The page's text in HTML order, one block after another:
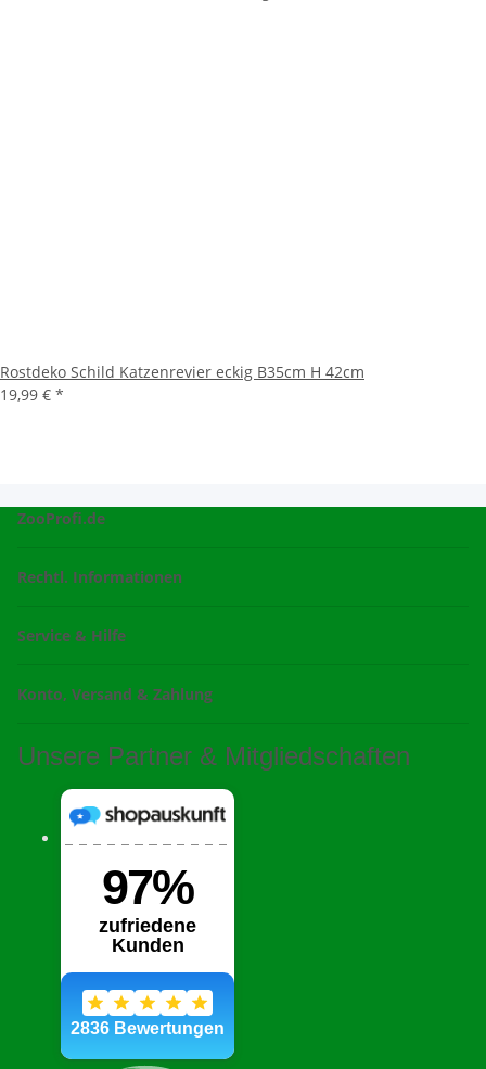
Rostdeko Schild Katzenrevier eckig B35cm H 42cm
19,99 € *
ZooProfi.de
Rechtl. Informationen
Service & Hilfe
Konto, Versand & Zahlung
Unsere Partner & Mitgliedschaften